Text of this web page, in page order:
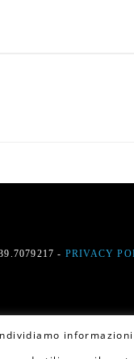
- PRIVACY